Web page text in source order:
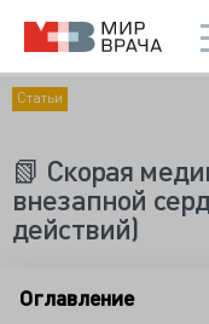
Статьи
📗 Скорая
внезапной
действий)
Оглавление